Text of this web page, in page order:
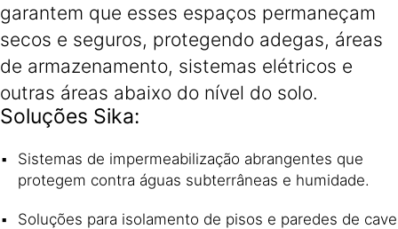
garantem que esses espaços permaneçam
secos e seguros, protegendo adegas, áreas
de armazenamento, sistemas elétricos e
outras áreas abaixo do nível do solo.
Soluções Sika:
Sistemas de impermeabilização abrangentes que
protegem contra águas subterrâneas e humidade.
Soluções para isolamento de pisos e paredes de cave